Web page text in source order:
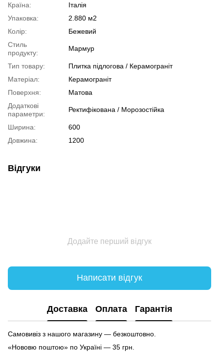
Країна:
Італія
Упаковка:
2.880 м2
Колір:
Бежевий
Стиль
продукту:
Мармур
Тип товару:
Плитка підлогова / Керамограніт
Матеріал:
Керамограніт
Поверхня:
Матова
Додаткові
параметри:
Ректифікована / Морозостійка
Ширина:
600
Довжина:
1200
Відгуки
Додайте перший відгук
Написати відгук
Доставка Оплата Гарантія
Самовивіз з нашого магазину — безкоштовно.
«Нововю поштою» по Україні — 35 грн.